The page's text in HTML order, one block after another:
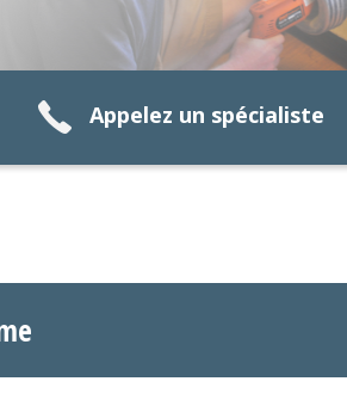
Appelez un spécialiste